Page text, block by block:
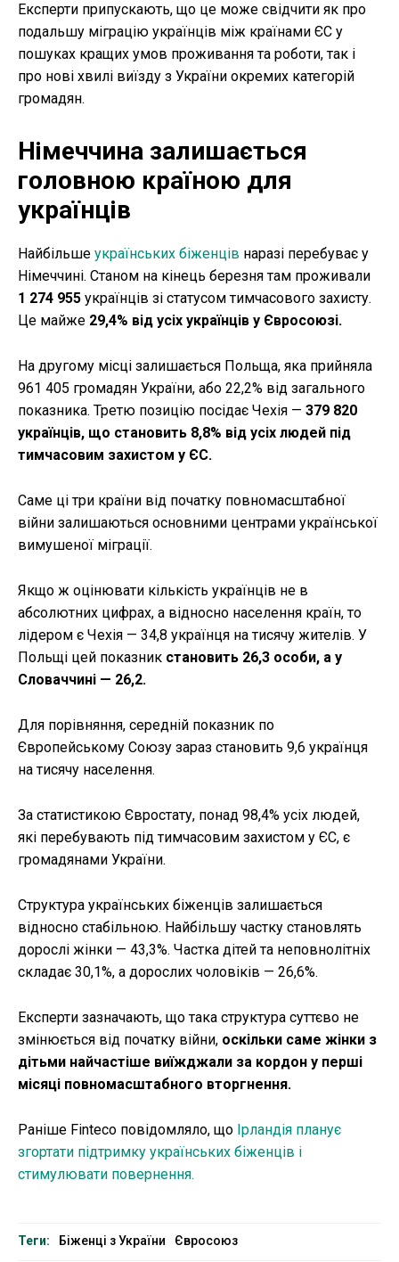
Експерти припускають, що це може свідчити як про
подальшу міграцію українців між країнами ЄС у
пошуках кращих умов проживання та роботи, так і
про нові хвилі виїзду з України окремих категорій
громадян.
Німеччина залишається
головною країною для
українців
Найбільше українських біженців наразі перебуває у
Німеччині. Станом на кінець березня там проживали
1 274 955 українців зі статусом тимчасового захисту.
Це майже 29,4% від усіх українців у Євросоюзі.
На другому місці залишається Польща, яка прийняла
961 405 громадян України, або 22,2% від загального
показника. Третю позицію посідає Чехія — 379 820
українців, що становить 8,8% від усіх людей під
тимчасовим захистом у ЄС.
Саме ці три країни від початку повномасштабної
війни залишаються основними центрами української
вимушеної міграції.
Якщо ж оцінювати кількість українців не в
абсолютних цифрах, а відносно населення країн, то
лідером є Чехія — 34,8 українця на тисячу жителів. У
Польщі цей показник становить 26,3 особи, а у
Словаччині — 26,2.
Для порівняння, середній показник по
Європейському Союзу зараз становить 9,6 українця
на тисячу населення.
За статистикою Євростату, понад 98,4% усіх людей,
які перебувають під тимчасовим захистом у ЄС, є
громадянами України.
Структура українських біженців залишається
відносно стабільною. Найбільшу частку становлять
дорослі жінки — 43,3%. Частка дітей та неповнолітніх
складає 30,1%, а дорослих чоловіків — 26,6%.
Експерти зазначають, що така структура суттєво не
змінюється від початку війни, оскільки саме жінки з
дітьми найчастіше виїжджали за кордон у перші
місяці повномасштабного вторгнення.
Раніше Finteco повідомляло, що Ірландія планує
згортати підтримку українських біженців і
стимулювати повернення.
Теги: Біженці з України Євросоюз